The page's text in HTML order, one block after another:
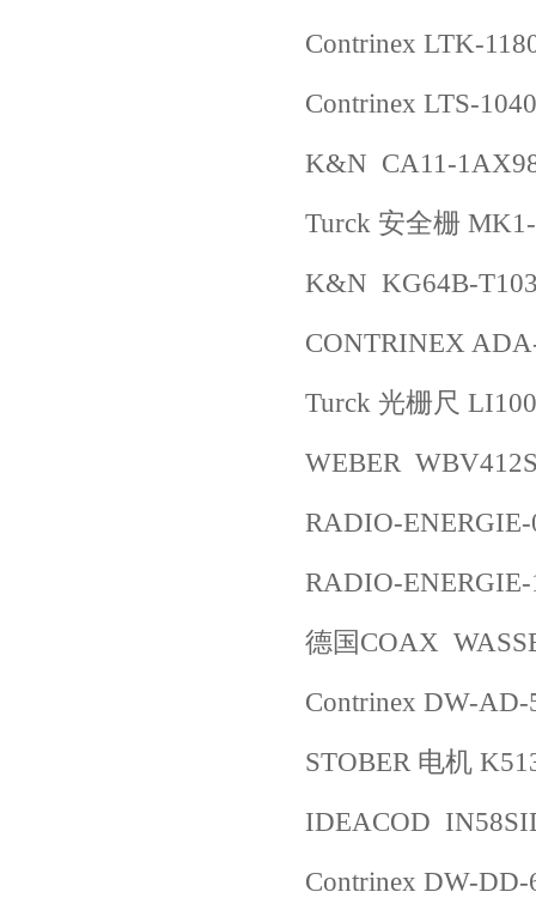
Contrinex LTK-
Contrinex LTS-
K&N CA11-
Turck 安全栅
K&N KG64B-
CONTRINEX
Turck 光栅尺
WEBER
RADIO-
RADIO-
德国COAX
Contrinex DW-AD-
STOBER 电机
IDEACOD
Contrinex DW-